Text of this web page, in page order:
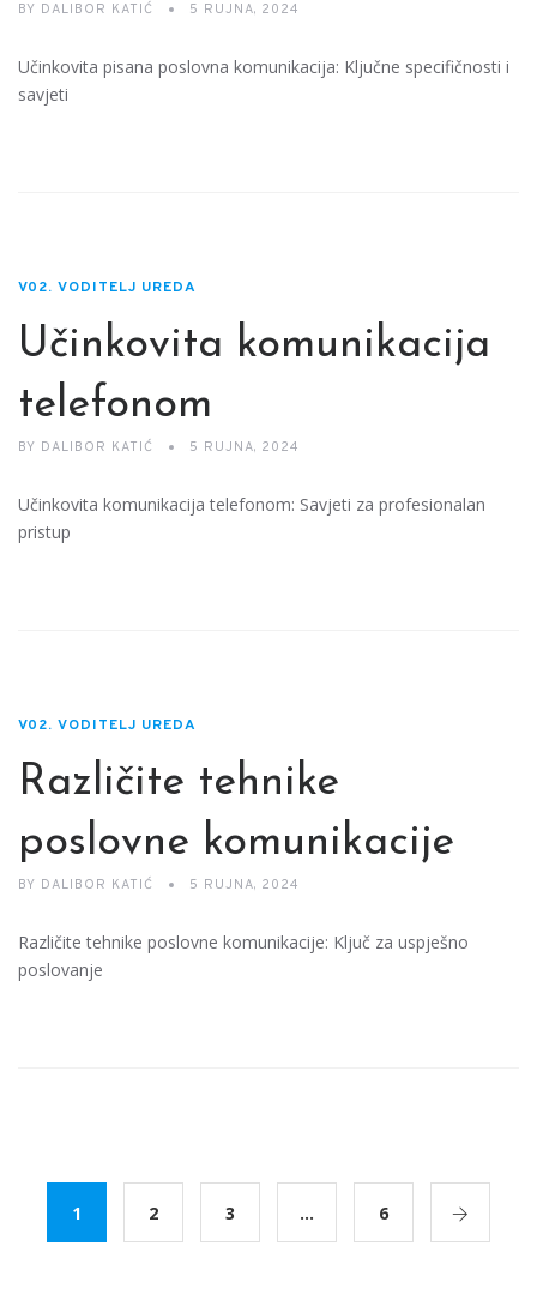
BY DALIBOR KATIĆ 5 RUJNA, 2024
Učinkovita pisana poslovna komunikacija: Ključne specifičnosti i
savjeti
V02. VODITELJ UREDA
Učinkovita komunikacija
telefonom
BY DALIBOR KATIĆ 5 RUJNA, 2024
Učinkovita komunikacija telefonom: Savjeti za profesionalan
pristup
V02. VODITELJ UREDA
Različite tehnike
poslovne komunikacije
BY DALIBOR KATIĆ 5 RUJNA, 2024
Različite tehnike poslovne komunikacije: Ključ za uspješno
poslovanje
1 2 3 … 6